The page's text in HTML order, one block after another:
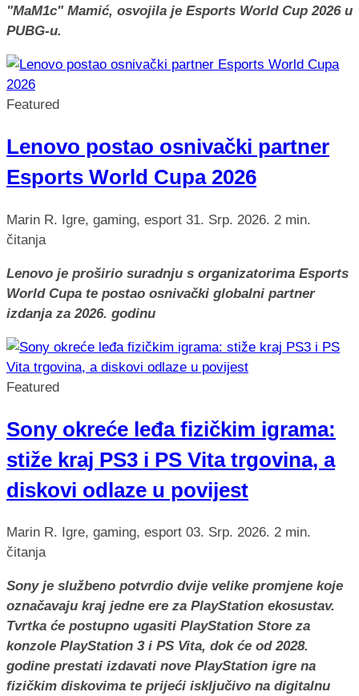
"MaM1c" Mamić, osvojila je Esports World Cup 2026 u
PUBG-u.
Featured
Lenovo postao osnivački partner
Esports World Cupa 2026
Marin R. Igre, gaming, esport 31. Srp. 2026. 2 min.
čitanja
Lenovo je proširio suradnju s organizatorima Esports
World Cupa te postao osnivački globalni partner
izdanja za 2026. godinu
Featured
Sony okreće leđa fizičkim igrama:
stiže kraj PS3 i PS Vita trgovina, a
diskovi odlaze u povijest
Marin R. Igre, gaming, esport 03. Srp. 2026. 2 min.
čitanja
Sony je službeno potvrdio dvije velike promjene koje
označavaju kraj jedne ere za PlayStation ekosustav.
Tvrtka će postupno ugasiti PlayStation Store za
konzole PlayStation 3 i PS Vita, dok će od 2028.
godine prestati izdavati nove PlayStation igre na
fizičkim diskovima te prijeći isključivo na digitalnu